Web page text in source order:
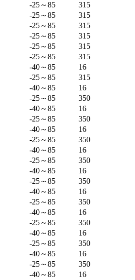
-25～85
315
-25～85
315
-25～85
315
-25～85
315
-25～85
315
-25～85
315
-40～85
16
-25～85
315
-40～85
16
-25～85
350
-40～85
16
-25～85
350
-40～85
16
-25～85
350
-40～85
16
-25～85
350
-40～85
16
-25～85
350
-40～85
16
-25～85
350
-40～85
16
-25～85
350
-40～85
16
-25～85
350
-40～85
16
-25～85
350
-40～85
16